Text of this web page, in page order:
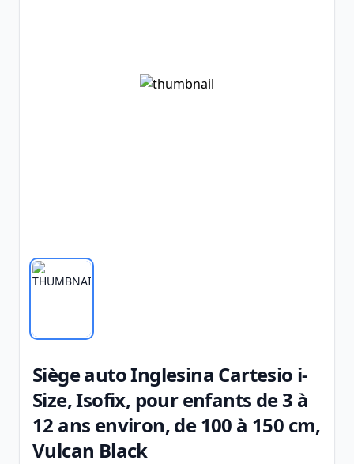
Siège auto Inglesina Cartesio i-
Size, Isofix, pour enfants de 3 à
12 ans environ, de 100 à 150 cm,
Vulcan Black